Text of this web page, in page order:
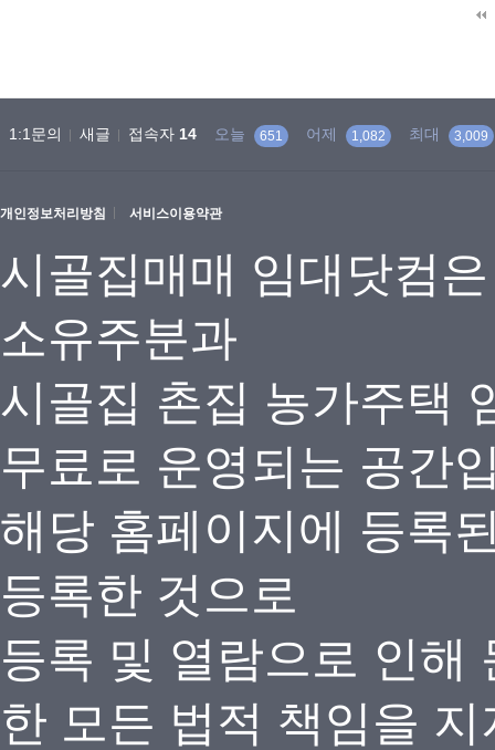
1:1문의 새글 접속자 14 오늘 651 어제 1,082 최대 3,009
개인정보처리방침 서비스이용약관
시골집매매 임대닷컴
소유주분과
시골집 촌집 농가주택
무료로 운영되는 공간
해당 홈페이지에 등록
등록한 것으로
등록 및 열람으로 인해
한 모든 법적 책임을